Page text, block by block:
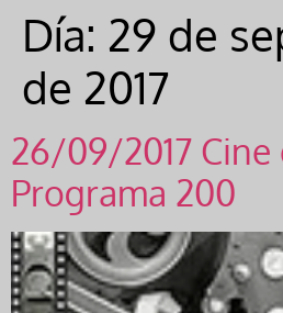
Día: 29 de
de 2017
26/09/2017 Cine
Programa 200